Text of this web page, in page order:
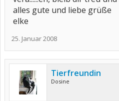
alles gute und liebe grüße
elke
25. Januar 2008
Tierfreundin
Dosine